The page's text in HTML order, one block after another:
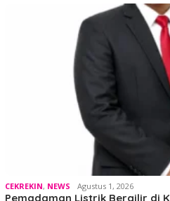
CEKREKIN, NEWS Agustus 1, 2026
Pemadaman Listrik Bergilir di